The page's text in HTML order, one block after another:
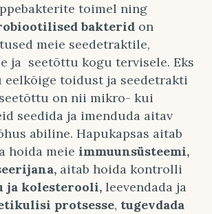
toimel ning
bakterid on
meie seedetraktile,
ja seetõttu kogu tervisele. Eks
eelkõige toidust ja seedetrakti
on nii mikro- kui
seedida ja imenduda aitav
abiline. Hapukapsas aitab
hoida meie immuunsüsteemi,
aitab hoida kontrolli
ja kolesterooli, leevendada ja
protsesse, tugevdada